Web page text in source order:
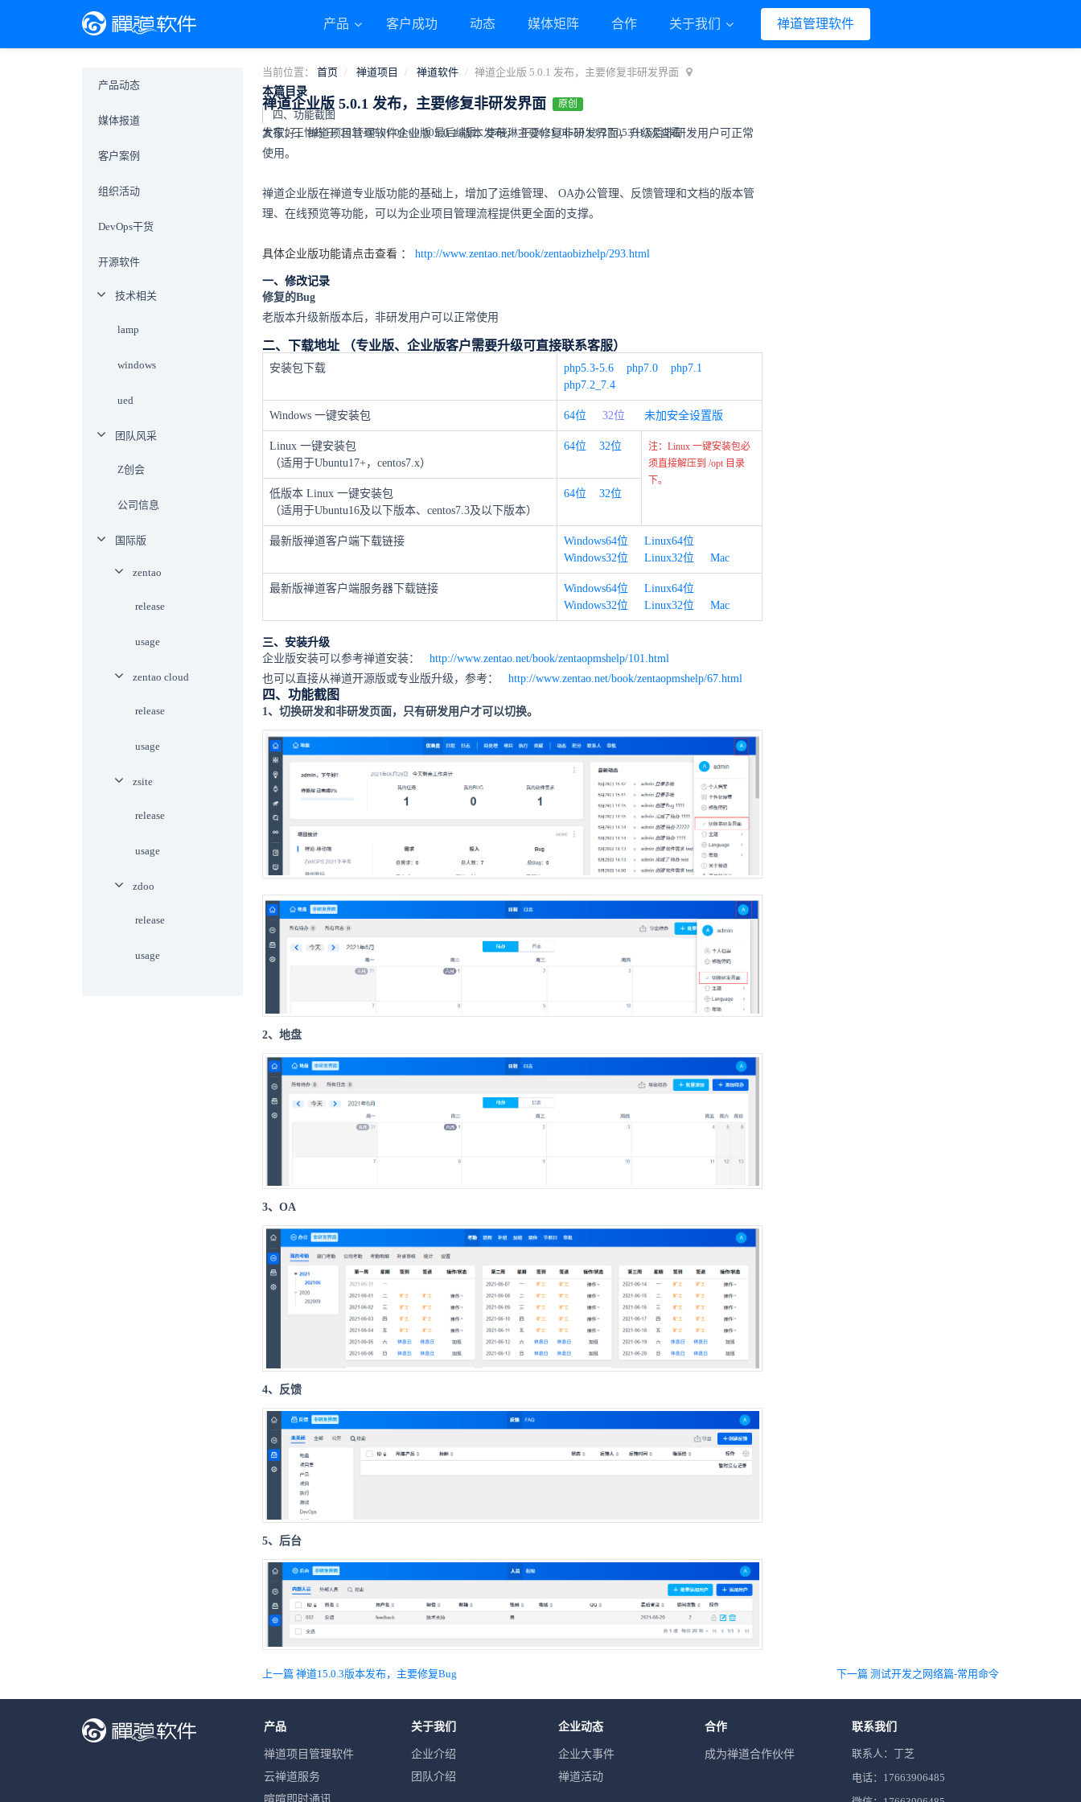
产品 客户成功 动态 媒体矩阵 合作 关于我们 禅道管理软件
当前位置： 首页 禅道项目 禅道软件 禅道企业版 5.0.1 发布，主要修复非研发界面
禅道企业版 5.0.1 发布，主要修复非研发界面 原创
发布：王怡栋 于 2021-07-01 09:00:00最后编辑：李晓琳 于 2021-06-30 13:27:053313次查看
本篇目录
四、功能截图
大家好，禅道项目管理软件企业版 5.0.1 版本发布，主要修复非研发界面，升级后非研发用户可正常
使用。
禅道企业版在禅道专业版功能的基础上，增加了运维管理、 OA办公管理、反馈管理和文档的版本管
理、在线预览等功能，可以为企业项目管理流程提供更全面的支撑。
具体企业版功能请点击查看 ： http://www.zentao.net/book/zentaobizhelp/293.html
一、修改记录
修复的Bug
老版本升级新版本后，非研发用户可以正常使用
二、下载地址 （专业版、企业版客户需要升级可直接联系客服）
安装包下载 php5.3-5.6 php7.0
php7.1
php7.2_7.4
Windows 一键安装包 64位 32位 未加安全设置版
Linux 一键安装包
（适用于Ubuntu17+，centos7.x）
64位 32位
注：Linux 一键安装包必
须直接解压到 /opt 目录
下。
低版本 Linux 一键安装包
（适用于Ubuntu16及以下版本、centos7.3及以下版本）
64位 32位
最新版禅道客户端下载链接 Windows64位
Linux64位
Windows32位
Linux32位 Mac
最新版禅道客户端服务器下载链接 Windows64位
Linux64位
Windows32位
Linux32位 Mac
三、安装升级
企业版安装可以参考禅道安装：
http://www.zentao.net/book/zentaopmshelp/101.html
也可以直接从禅道开源版或专业版升级，参考：
http://www.zentao.net/book/zentaopmshelp/67.html
四、功能截图
1、切换研发和非研发页面，只有研发用户才可以切换。
2、地盘
3、OA
4、反馈
5、后台
上一篇 禅道15.0.3版本发布，主要修复Bug 下一篇 测试开发之网络篇-常用命令
产品动态
媒体报道
客户案例
组织活动
DevOps干货
开源软件
技术相关
lamp
windows
ued
团队风采
Z创会
公司信息
国际版
zentao
release
usage
zentao cloud
release
usage
zsite
release
usage
zdoo
release
usage
产品
禅道项目管理软件
云禅道服务
喧喧即时通讯
关于我们
企业介绍
团队介绍
企业动态
企业大事件
禅道活动
合作
成为禅道合作伙伴
联系我们
联系人：丁芝
电话：17663906485